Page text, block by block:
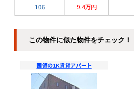
106
9.4万円
この物件に似た物件をチェック！
国領の1K賃貸アパート